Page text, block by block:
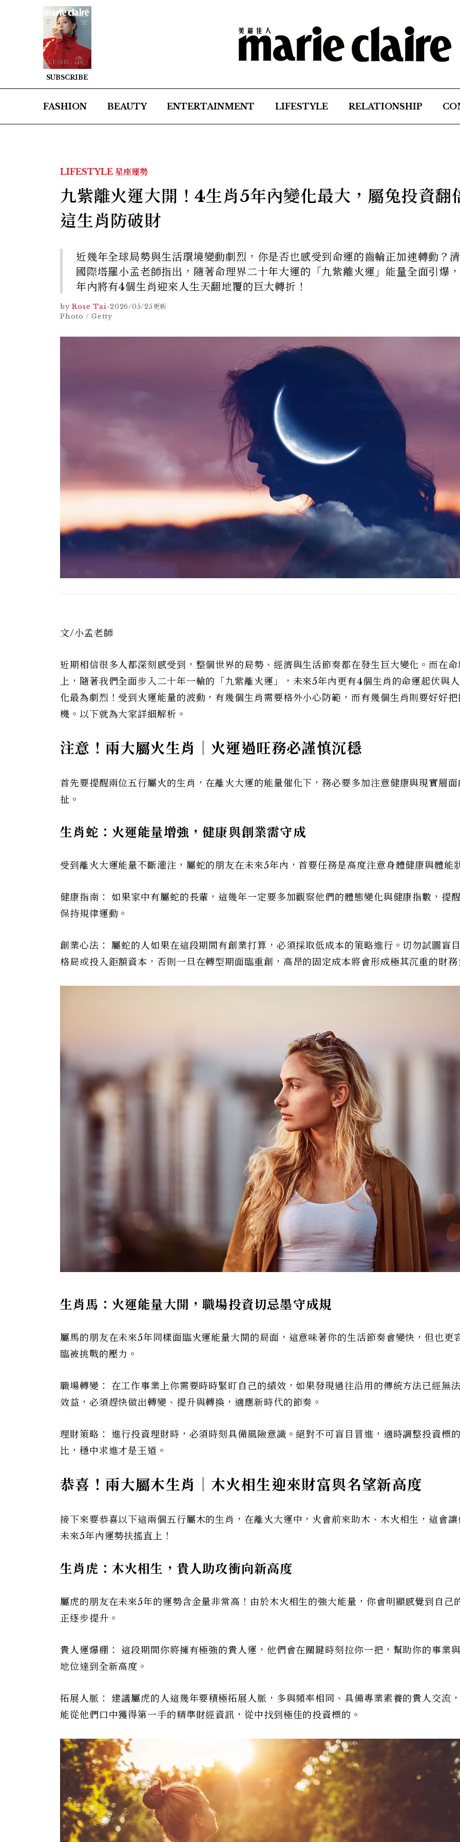
SUBSCRIBE
FASHION BEAUTY ENTERTAINMENT LIFESTYLE RELATIONSHIP
LIFESTYLE 星座運勢
九紫離火運大開！4生肖5年內變化最大，屬兔投資翻
這生肖防破財
近幾年全球局勢與生活環境變動劇烈，你是否也感受到命運的齒輪正加速轉動？
國際塔羅小孟老師指出，隨著命理界二十年大運的「九紫離火運」能量全面引爆
年內將有4個生肖迎來人生天翻地覆的巨大轉折！
by Rose Tai-2026/05/25更新
Photo / Getty
文/小孟老師
近期相信很多人都深刻感受到，整個世界的局勢、經濟與生活節奏都在發生巨大變化。而在
上，隨著我們全面步入二十年一輪的「九紫離火運」，未來5年內更有4個生肖的命運起伏與
化最為劇烈！受到火運能量的波動，有幾個生肖需要格外小心防範，而有幾個生肖則要好好
機。以下就為大家詳細解析。
注意！兩大屬火生肖｜火運過旺務必謹慎沉穩
首先要提醒兩位五行屬火的生肖，在離火大運的能量催化下，務必要多加注意健康與現實層
扯。
生肖蛇：火運能量增強，健康與創業需守成
受到離火大運能量不斷灌注，屬蛇的朋友在未來5年內，首要任務是高度注意身體健康與體能
健康指南： 如果家中有屬蛇的長輩，這幾年一定要多加觀察他們的體態變化與健康指數，提
保持規律運動。
創業心法： 屬蛇的人如果在這段期間有創業打算，必須採取低成本的策略進行。切勿試圖盲
格局或投入鉅額資本，否則一旦在轉型期面臨重創，高昂的固定成本將會形成極其沉重的財
生肖馬：火運能量大開，職場投資切忌墨守成規
屬馬的朋友在未來5年同樣面臨火運能量大開的局面，這意味著你的生活節奏會變快，但也更
臨被挑戰的壓力。
職場轉變： 在工作事業上你需要時時緊盯自己的績效，如果發現過往沿用的傳統方法已經無
效益，必須趕快做出轉變、提升與轉換，適應新時代的節奏。
理財策略： 進行投資理財時，必須時刻具備風險意識。絕對不可盲目冒進，適時調整投資標
比，穩中求進才是王道。
恭喜！兩大屬木生肖｜木火相生迎來財富與名望新高度
接下來要恭喜以下這兩個五行屬木的生肖，在離火大運中，火會前來助木、木火相生，這會
未來5年內運勢扶搖直上！
生肖虎：木火相生，貴人助攻衝向新高度
屬虎的朋友在未來5年的運勢含金量非常高！由於木火相生的強大能量，你會明顯感覺到自己
正逐步提升。
貴人運爆棚： 這段期間你將擁有極強的貴人運，他們會在關鍵時刻拉你一把，幫助你的事業
地位達到全新高度。
拓展人脈： 建議屬虎的人這幾年要積極拓展人脈，多與頻率相同、具備專業素養的貴人交流
能從他們口中獲得第一手的精準財經資訊，從中找到極佳的投資標的。